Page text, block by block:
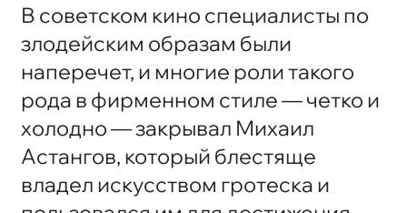
В советском кино специалисты по
злодейским образам были
наперечет, и многие роли такого
рода в фирменном стиле — четко и
холодно — закрывал Михаил
Астангов, который блестяще
владел искусством гротеска и